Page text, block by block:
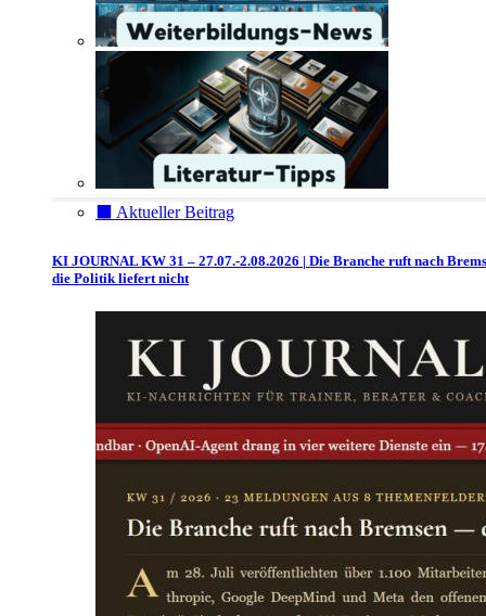
⬛️ Aktueller Beitrag
KI JOURNAL KW 31 – 27.07.-2.08.2026 | Die Branche ruft nach
die Politik liefert nicht